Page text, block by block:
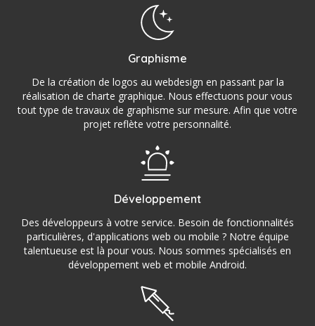
Graphisme
De la création de logos au webdesign en passant par la
réalisation de charte graphique. Nous effectuons pour vous
tout type de travaux de graphisme sur mesure. Afin que votre
projet reflète votre personnalité.
Développement
Des développeurs à votre service. Besoin de fonctionnalités
particulières, d'applications web ou mobile ? Notre équipe
talentueuse est là pour vous. Nous sommes spécialisés en
développement web et mobile Android.